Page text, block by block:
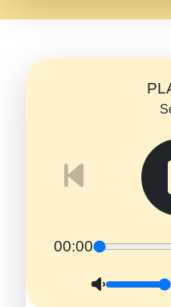
00:00